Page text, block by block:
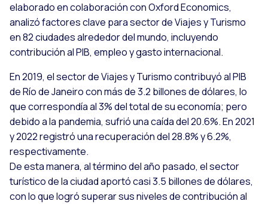
elaborado en colaboración con Oxford Economics,
analizó factores clave para sector de Viajes y Turismo
en 82 ciudades alrededor del mundo, incluyendo
contribución al PIB, empleo y gasto internacional.
En 2019, el sector de Viajes y Turismo contribuyó al PIB
de Río de Janeiro con más de 3.2 billones de dólares, lo
que correspondía al 3% del total de su economía; pero
debido a la pandemia, sufrió una caída del 20.6%. En 2021
y 2022 registró una recuperación del 28.8% y 6.2%,
respectivamente.
De esta manera, al término del año pasado, el sector
turístico de la ciudad aportó casi 3.5 billones de dólares,
con lo que logró superar sus niveles de contribución al